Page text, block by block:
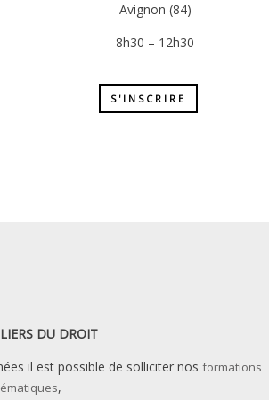
Avignon (84)
8h30 – 12h30
S'INSCRIRE
DU DROIT
il est possible de solliciter nos formations
,